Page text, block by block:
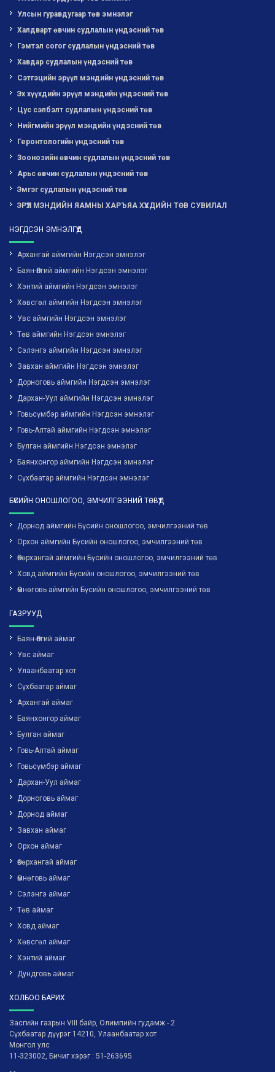
Улсын гуравдугаар төв эмнэлэг
Халдварт өвчин судлалын үндэсний төв
Гэмтэл согог судлалын үндэсний төв
Хавдар судлалын үндэсний төв
Сэтгэцийн эрүүл мэндийн үндэсний төв
Эх хүүхдийн эрүүл мэндийн үндэсний төв
Цус сэлбэлт судлалын үндэсний төв
Нийгмийн эрүүл мэндийн үндэсний төв
Геронтологийн үндэсний төв
Зоонозийн өвчин судлалын үндэсний төв
Арьс өвчин судлалын үндэсний төв
Эмгэг судлалын үндэсний төв
ЭРҮҮЛ МЭНДИЙН ЯАМНЫ ХАРЪЯА ХҮҮХДИЙН ТӨВ СУВИЛАЛ
НЭГДСЭН ЭМНЭЛГҮҮД
Архангай аймгийн Нэгдсэн эмнэлэг
Баян-Өлгий аймгийн Нэгдсэн эмнэлэг
Хэнтий аймгийн Нэгдсэн эмнэлэг
Хөвсгөл аймгийн Нэгдсэн эмнэлэг
Увс аймгийн Нэгдсэн эмнэлэг
Төв аймгийн Нэгдсэн эмнэлэг
Сэлэнгэ аймгийн Нэгдсэн эмнэлэг
Завхан аймгийн Нэгдсэн эмнэлэг
Дорноговь аймгийн Нэгдсэн эмнэлэг
Дархан-Уул аймгийн Нэгдсэн эмнэлэг
Говьсүмбэр аймгийн Нэгдсэн эмнэлэг
Говь-Алтай аймгийн Нэгдсэн эмнэлэг
Булган аймгийн Нэгдсэн эмнэлэг
Баянхонгор аймгийн Нэгдсэн эмнэлэг
Сүхбаатар аймгийн Нэгдсэн эмнэлэг
БҮСИЙН ОНОШЛОГОО, ЭМЧИЛГЭЭНИЙ ТӨВҮҮД
Дорнод аймгийн Бүсийн оношлогоо, эмчилгээний төв
Орхон аймгийн Бүсийн оношлогоо, эмчилгээний төв
Өвөрхангай аймгийн Бүсийн оношлогоо, эмчилгээний төв
Ховд аймгийн Бүсийн оношлогоо, эмчилгээний төв
Өмнөговь аймгийн Бүсийн оношлогоо, эмчилгээний төв
ГАЗРУУД
Баян-Өлгий аймаг
Увс аймаг
Улаанбаатар хот
Сүхбаатар аймаг
Архангай аймаг
Баянхонгор аймаг
Булган аймаг
Говь-Алтай аймаг
Говьсүмбэр аймаг
Дархан-Уул аймаг
Дорноговь аймаг
Дорнод аймаг
Завхан аймаг
Орхон аймаг
Өвөрхангай аймаг
Өмнөговь аймаг
Сэлэнгэ аймаг
Төв аймаг
Ховд аймаг
Хөвсгөл аймаг
Хэнтий аймаг
Дундговь аймаг
ХОЛБОО БАРИХ
Засгийн газрын VIII байр, Олимпийн гудамж - 2
Сүхбаатар дүүрэг 14210, Улаанбаатар хот
Монгол улс
11-323002, Бичиг хэрэг : 51-263695